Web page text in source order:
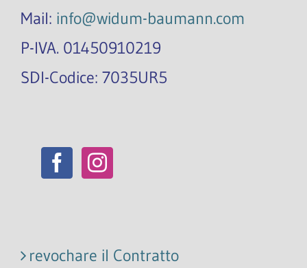
Mail: info@widum-baumann.com
P-IVA. 01450910219
SDI-Codice: 7035UR5
revochare il Contratto